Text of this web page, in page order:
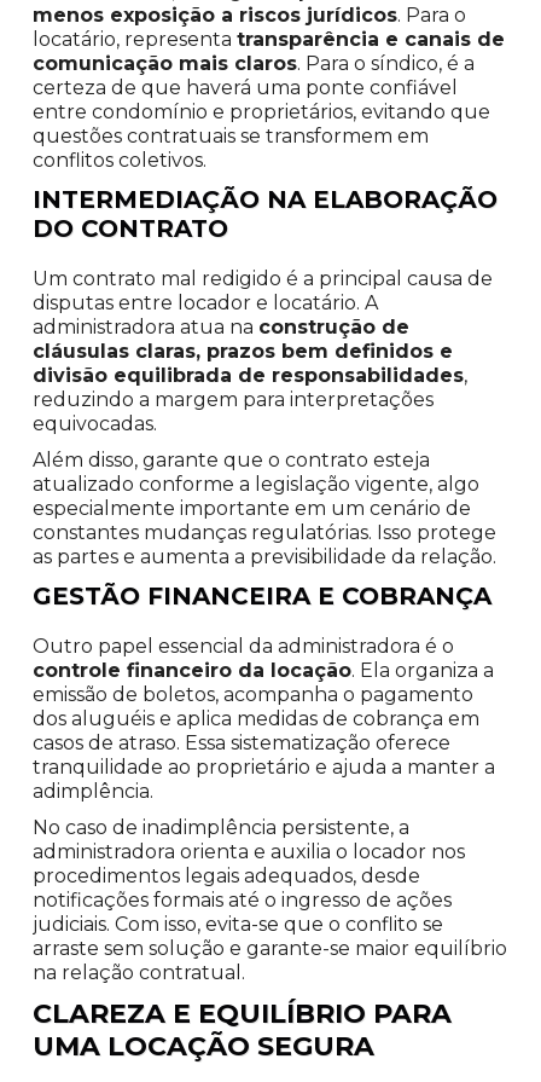
menos exposição a riscos jurídicos. Para o
locatário, representa transparência e canais de
comunicação mais claros. Para o síndico, é a
certeza de que haverá uma ponte confiável
entre condomínio e proprietários, evitando que
questões contratuais se transformem em
conflitos coletivos.
INTERMEDIAÇÃO NA ELABORAÇÃO
DO CONTRATO
Um contrato mal redigido é a principal causa de
disputas entre locador e locatário. A
administradora atua na construção de
cláusulas claras, prazos bem definidos e
divisão equilibrada de responsabilidades,
reduzindo a margem para interpretações
equivocadas.
Além disso, garante que o contrato esteja
atualizado conforme a legislação vigente, algo
especialmente importante em um cenário de
constantes mudanças regulatórias. Isso protege
as partes e aumenta a previsibilidade da relação.
GESTÃO FINANCEIRA E COBRANÇA
Outro papel essencial da administradora é o
controle financeiro da locação. Ela organiza a
emissão de boletos, acompanha o pagamento
dos aluguéis e aplica medidas de cobrança em
casos de atraso. Essa sistematização oferece
tranquilidade ao proprietário e ajuda a manter a
adimplência.
No caso de inadimplência persistente, a
administradora orienta e auxilia o locador nos
procedimentos legais adequados, desde
notificações formais até o ingresso de ações
judiciais. Com isso, evita-se que o conflito se
arraste sem solução e garante-se maior equilíbrio
na relação contratual.
CLAREZA E EQUILÍBRIO PARA
UMA LOCAÇÃO SEGURA